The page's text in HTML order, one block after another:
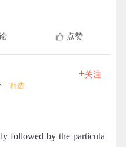
点赞
精选
+关注
followed by the particula